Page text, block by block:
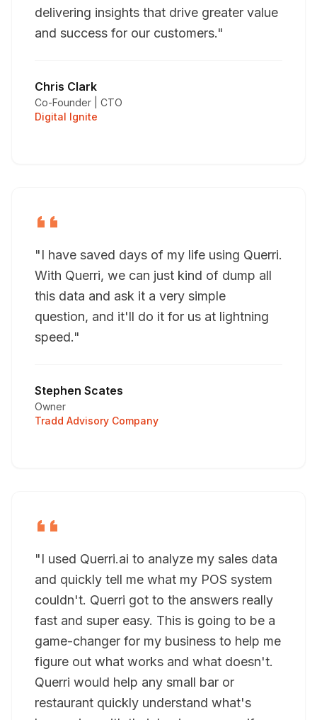
delivering insights that drive greater value
and success for our customers."
Chris Clark
Co-Founder | CTO
Digital Ignite
"I have saved days of my life using Querri.
With Querri, we can just kind of dump all
this data and ask it a very simple
question, and it'll do it for us at lightning
speed."
Stephen Scates
Owner
Tradd Advisory Company
"I used Querri.ai to analyze my sales data
and quickly tell me what my POS system
couldn't. Querri got to the answers really
fast and super easy. This is going to be a
game-changer for my business to help me
figure out what works and what doesn't.
Querri would help any small bar or
restaurant quickly understand what's